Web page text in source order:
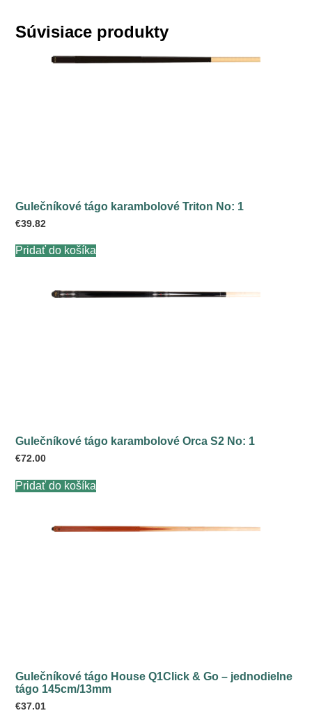
Súvisiace produkty
Gulečníkové tágo karambolové Triton No: 1
€39.82
Pridať do košíka
Gulečníkové tágo karambolové Orca S2 No: 1
€72.00
Pridať do košíka
Gulečníkové tágo House Q1Click & Go – jednodielne
tágo 145cm/13mm
€37.01